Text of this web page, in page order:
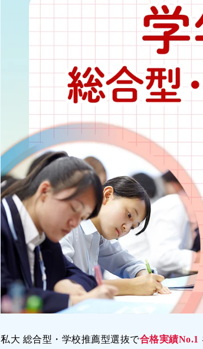
私大 総合型・学校推薦型選抜で合格実績No.1